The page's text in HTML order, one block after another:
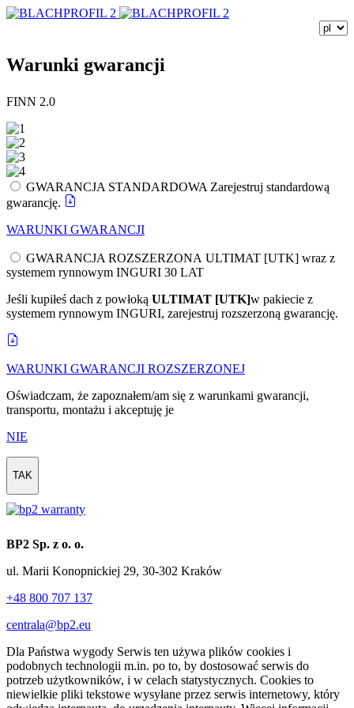
Warunki gwarancji
FINN 2.0
GWARANCJA STANDARDOWA Zarejestruj standardową
gwarancję.
WARUNKI GWARANCJI
GWARANCJA ROZSZERZONA ULTIMAT [UTK] wraz z
systemem rynnowym INGURI 30 LAT
Jeśli kupiłeś dach z powłoką ULTIMAT [UTK]w pakiecie z
systemem rynnowym INGURI, zarejestruj rozszerzoną gwarancję.
WARUNKI GWARANCJI ROZSZERZONEJ
Oświadczam, że zapoznałem/am się z warunkami gwarancji,
transportu, montażu i akceptuję je
NIE
TAK
BP2 Sp. z o. o.
ul. Marii Konopnickiej 29, 30-302 Kraków
+48 800 707 137
centrala@bp2.eu
Dla Państwa wygody Serwis ten używa plików cookies i
podobnych technologii m.in. po to, by dostosować serwis do
potrzeb użytkowników, i w celach statystycznych. Cookies to
niewielkie pliki tekstowe wysyłane przez serwis internetowy, który